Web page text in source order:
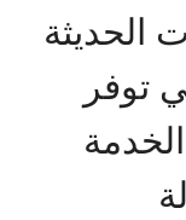
الحديثة
توفر